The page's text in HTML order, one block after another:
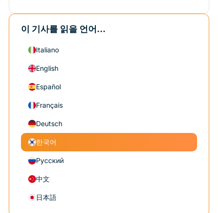
이 기사를 읽을 언어...
Italiano
English
Español
Français
Deutsch
한국어
Русский
中文
日本語